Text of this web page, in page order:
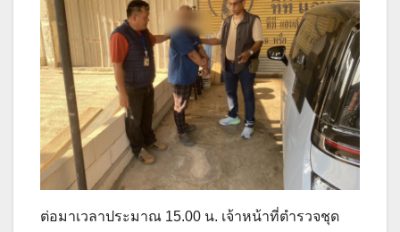
ต่อมาเวลาประมาณ 15.00 น. เจ้าหน้าที่ตำรวจชุด